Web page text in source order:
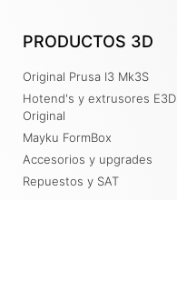
PRODUCTOS 3D
Original Prusa I3 Mk3S
Hotend's y extrusores E3D
Original
Mayku FormBox
Accesorios y upgrades
Repuestos y SAT